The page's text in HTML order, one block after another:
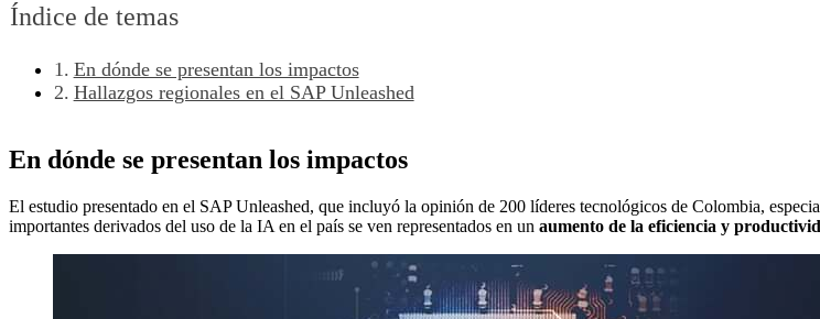
Índice de temas
En dónde se presentan los impactos
Hallazgos regionales en el SAP Unleashed
En dónde se presentan los impactos
El estudio presentado en el SAP Unleashed, que incluyó la opinión de 200 líderes tecnológicos de Colombia,
importantes derivados del uso de la IA en el país se ven representados en un aumento de la eficiencia y